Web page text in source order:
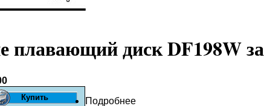
плавающий диск DF198W
Подробнее